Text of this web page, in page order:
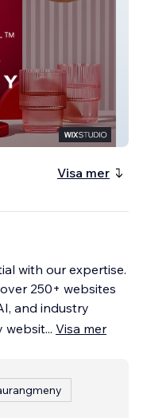
Visa mer
with our expertise.
250+ websites
and industry
websit... Visa mer